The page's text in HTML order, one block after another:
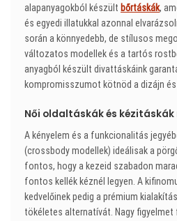
alapanyagokból készült bőrtáskák,
és egyedi illatukkal azonnal
során a könnyedebb, de stílusos
változatos modellek és a tartós
anyagból készült divattáskáink
kompromisszumot kötnöd a dizájn
Női oldaltáskák és
A kényelem és a funkcionalitás
(crossbody modellek) ideálisak a
fontos, hogy a kezeid szabadon
fontos kellék kéznél legyen. A
kedvelőinek pedig a prémium
tökéletes alternatívát. Nagy